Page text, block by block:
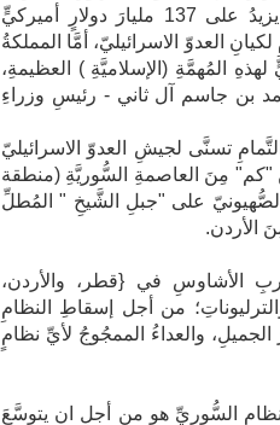
السُّوريَّةِ، ووظَّفتْ إمارةُ قطر وحدَها مبلغَاً يزيدُ على 137 مليارَ دولارٍ أميركيٍّ
العدوّ الاسرائيليّ، أمَّا المملكةُ
المُهمَّةِ (الإسلاميَّةِ ) العظيمةِ،
بن جاسم آل ثاني - رئيسِ وزراءِ
تسنَّى لجيشِ العدوّ الاسرائيليّ
"كم" مِنَ العاصمةِ السُّوريَّةِ (منطقة
الصُّهيونيّ على "جبلِ الشَّيخِ " المُطلِّ
الأردن.
الأشاوسِ في {قطر، والأردن،
من أجل إسقاطِ النظامِ
والعداءُ الممجُوجُ لأيِّ نظامٍ
السُّوريِّ هو من أجلِ ان يتوسَّعَ